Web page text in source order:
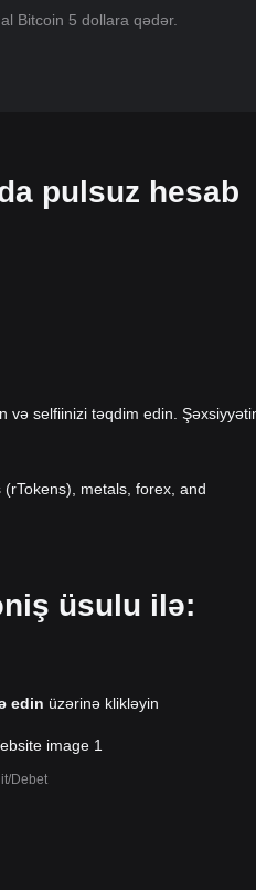
al Bitcoin 5 dollara qədər.
pulsuz hesab
və selfiinizi təqdim edin.
metals, forex, and
üsulu ilə:
edin üzərinə klikləyin
Debet